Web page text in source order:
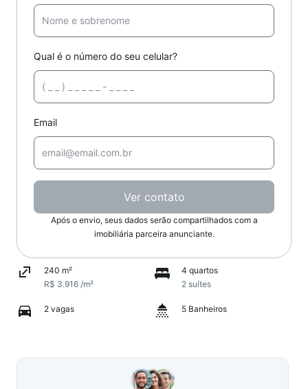
Qual é o número do seu celular?
Email
Ver contato
Após o envio, seus dados serão compartilhados com a
imobiliária parceira anunciante.
240 m²
R$ 3.916 /m²
4 quartos
2 suítes
2 vagas 5 Banheiros